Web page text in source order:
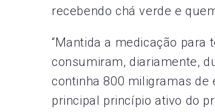
recebendo chá verde e
“Mantida a medicação para
consumiram, diariamente,
continha 800 miligramas
principal princípio ativo do